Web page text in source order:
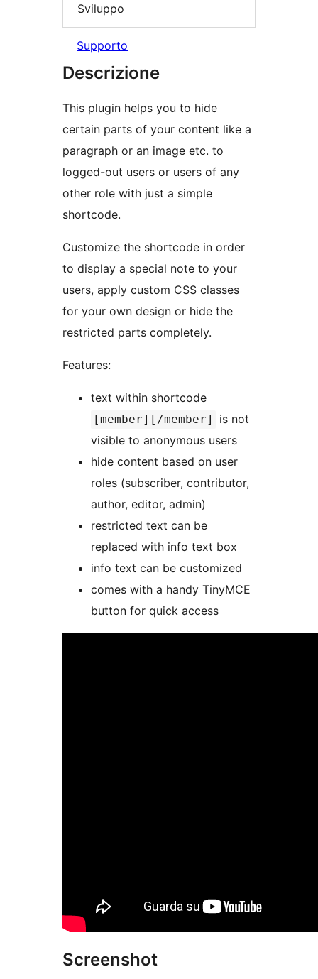
Sviluppo
Supporto
Descrizione
This plugin helps you to hide
certain parts of your content like a
paragraph or an image etc. to
logged-out users or users of any
other role with just a simple
shortcode.
Customize the shortcode in order
to display a special note to your
users, apply custom CSS classes
for your own design or hide the
restricted parts completely.
Features:
text within shortcode
[member][/member]
is not
visible to anonymous users
hide content based on user
roles (subscriber, contributor,
author, editor, admin)
restricted text can be
replaced with info text box
info text can be customized
comes with a handy TinyMCE
button for quick access
Screenshot